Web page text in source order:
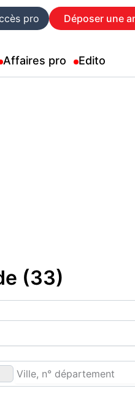
pro Déposer une
Affaires pro Edito
(33)